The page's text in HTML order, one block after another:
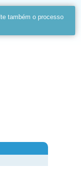
também o processo